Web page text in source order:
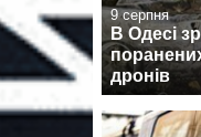
9 серпня
В Одесі
дронів